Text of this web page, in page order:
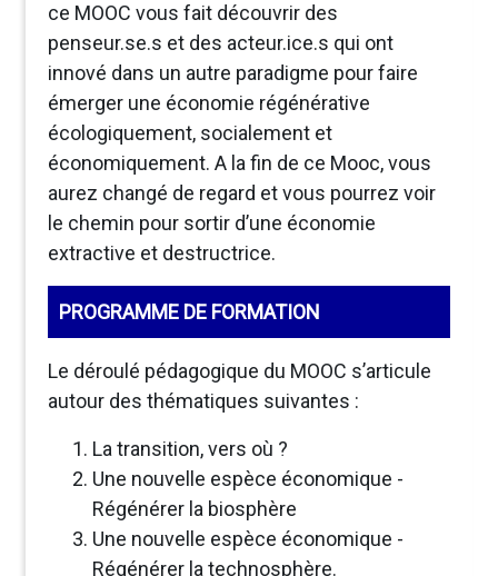
ce MOOC vous fait découvrir des
penseur.se.s et des acteur.ice.s qui ont
innové dans un autre paradigme pour faire
émerger une économie régénérative
écologiquement, socialement et
économiquement. A la fin de ce Mooc, vous
aurez changé de regard et vous pourrez voir
le chemin pour sortir d’une économie
extractive et destructrice.
PROGRAMME DE FORMATION
Le déroulé pédagogique du MOOC s’articule
autour des thématiques suivantes :
La transition, vers où ?
Une nouvelle espèce économique -
Régénérer la biosphère
Une nouvelle espèce économique -
Régénérer la technosphère.